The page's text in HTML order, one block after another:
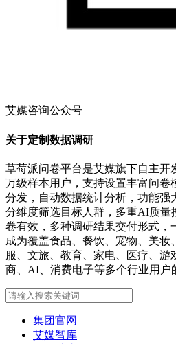
艾媒咨询公众号
关于定制数据调研
草莓派问卷平台是艾媒旗下自主开
万级样本用户，支持设置丰富问卷
分发，自动数据统计分析，功能强
分维度筛选目标人群，多重AI质量
卷有效，多种调研结果交付形式，
成为覆盖食品、餐饮、宠物、美妆
服、文旅、教育、家电、医疗、
商、AI、消费电子等多个行业用户
集团官网
艾媒智库